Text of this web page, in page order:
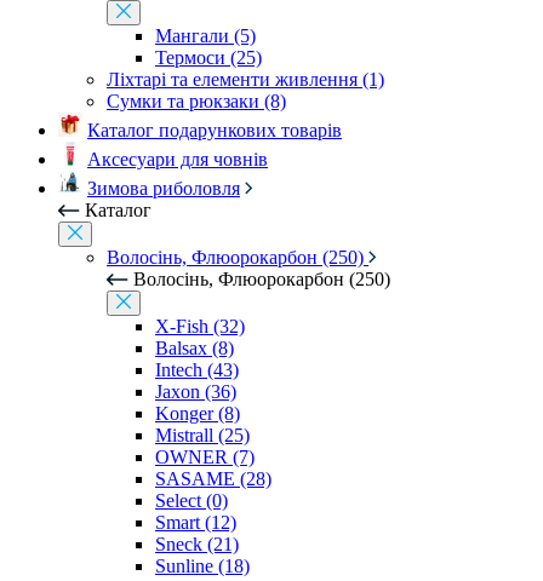
Мангали (5)
Термоси (25)
Ліхтарі та елементи живлення (1)
Сумки та рюкзаки (8)
Каталог подарункових товарів
Аксесуари для човнів
Зимова риболовля
Каталог
Волосінь, Флюорокарбон (250)
Волосінь, Флюорокарбон (250)
X-Fish (32)
Balsax (8)
Intech (43)
Jaxon (36)
Konger (8)
Mistrall (25)
OWNER (7)
SASAME (28)
Select (0)
Smart (12)
Sneck (21)
Sunline (18)